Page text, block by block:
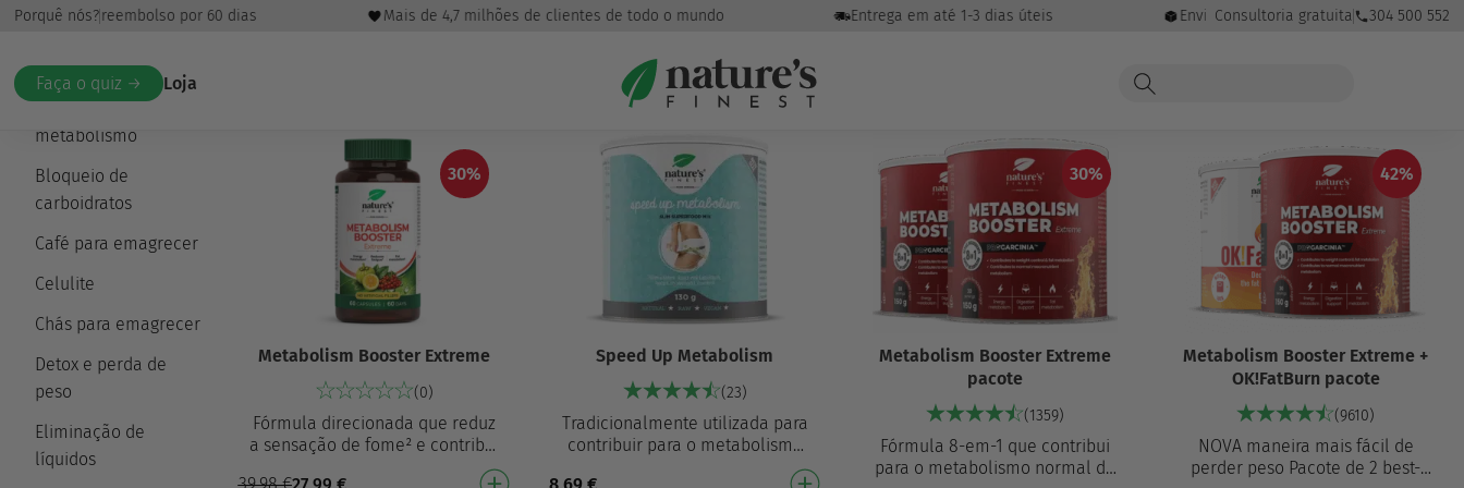
Porquê nós?
Garantia de reembolso por 60 dias Mais de 4,7 milhões de clientes de todo o mundo Entrega em até 1-3 dias úteis Envio grátis para encomendas a partir de
Consultoria gratuita 304 500 552
Faça o quiz → Loja
Início/Perda de peso/ Aceleração do metabolismo
Aceleração do
metabolismo
Bloqueio de
carboidratos
Café para emagrecer
Celulite
Chás para emagrecer
Detox e perda de
peso
Eliminação de
líquidos
30%
Metabolism Booster Extreme
(0)
Fórmula direcionada que reduz
a sensação de fome² e contribui
39,98€27,99 €
Speed Up Metabolism
(23)
Tradicionalmente utilizada para
contribuir para o metabolismo
8,69 €
30%
Metabolism Booster Extreme
pacote
(1359)
Fórmula 8-em-1 que contribui
para o metabolismo normal de
42%
Metabolism Booster Extreme +
OK!FatBurn pacote
(9610)
NOVA maneira mais fácil de
perder peso Pacote de 2 best-